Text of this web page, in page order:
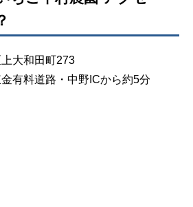
大和田町273
有料道路・中野ICから約5分